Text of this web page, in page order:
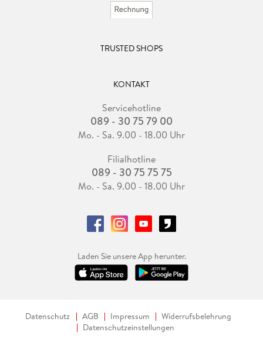
TRUSTED SHOPS
KONTAKT
Servicehotline
089 - 30 75 79 00
Mo. - Sa. 9.00 - 18.00 Uhr
Filialhotline
089 - 30 75 75 75
Mo. - Sa. 9.00 - 18.00 Uhr
Laden Sie unsere App herunter.
Datenschutz AGB Impressum
Widerrufsbelehrung
Datenschutzeinstellungen